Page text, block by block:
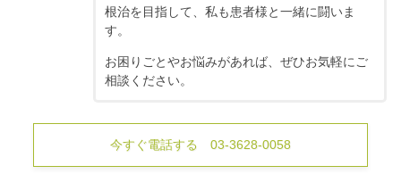
根治を目指して、私も患者様と一緒に闘いま
す。
お困りごとやお悩みがあれば、ぜひお気軽にご
相談ください。
今すぐ電話する 03-3628-0058